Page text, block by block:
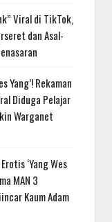
Viral di TikTok,
dan Asal-
Yang’! Rekaman
Diduga Pelajar
Warganet
‘Yang Wes
MAN 3
Kaum Adam